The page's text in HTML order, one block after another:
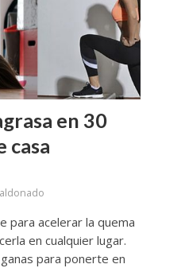
en 30
casa
para acelerar la quema
en cualquier lugar.
para ponerte en